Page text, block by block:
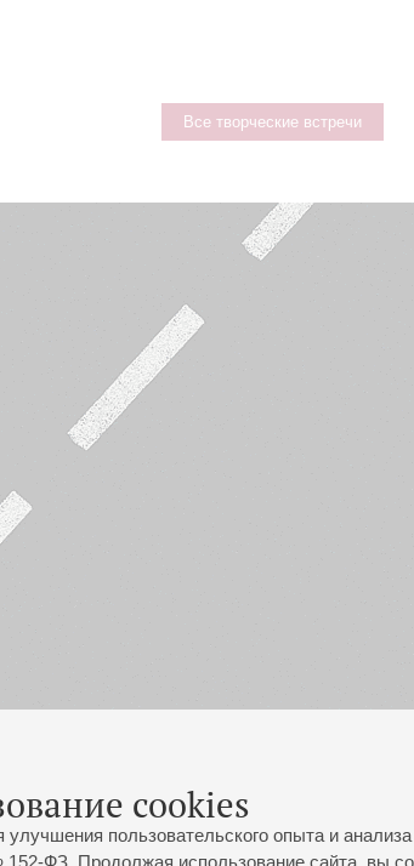
cookies
пользовательского опыта и
ФЗ. Продолжая использование сайта, вы
Все творческие встречи